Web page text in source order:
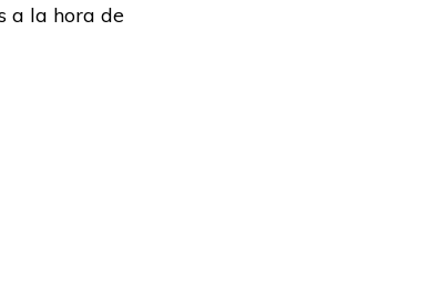
a la hora de